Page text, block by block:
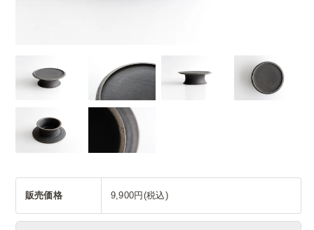
販売価格 9,900円(税込)